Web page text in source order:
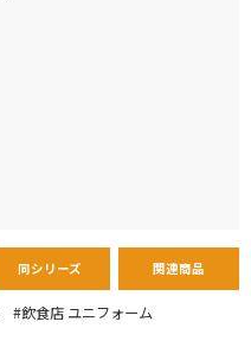
同シリーズ 関連商品
#飲食店 ユニフォーム